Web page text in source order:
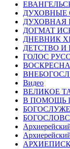
ДУХОВНЫЕ
ДУХОВНАЯ
ДОГМАТ
ДНЕВНИК
ДЕТСТВО И
ГОЛОС
Видео
ВЕЛИКОЕ
В ПОМОЩЬ